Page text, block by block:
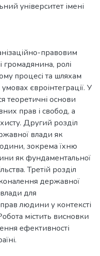
університет імені
правовим
громадянина, ролі
процесі та шляхам
євроінтеграції. У
теоретичні основи
прав і свобод, а
Другий розділ
влади як
зокрема їхню
як фундаментальної
Третій розділ
державної
влади для
людини у контексті
містить висновки
ефективності